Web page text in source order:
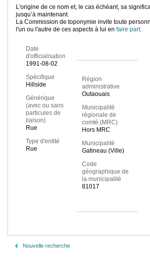
L'origine de ce nom et, le cas échéant, sa
jusqu’à maintenant.
La Commission de toponymie invite toute
l'un ou l'autre de ces aspects à lui en faire part.
Date
d'officialisation
1991-08-02
Spécifique
Hillside
Générique
(avec ou sans
particules de
liaison)
Rue
Type d'entité
Rue
Région
administrative
Outaouais
Municipalité
régionale de
comté (MRC)
Hors MRC
Municipalité
Gatineau (Ville)
Code
géographique de
la municipalité
81017
Nouvelle recherche